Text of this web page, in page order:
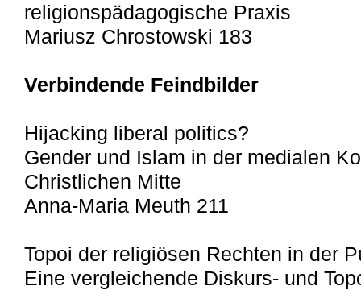
religionspädagogische Praxis
Mariusz Chrostowski 183
Verbindende Feindbilder
Hijacking liberal politics?
Gender und Islam in der medialen
Christlichen Mitte
Anna-Maria Meuth 211
Topoi der religiösen Rechten in der
Eine vergleichende Diskurs- und